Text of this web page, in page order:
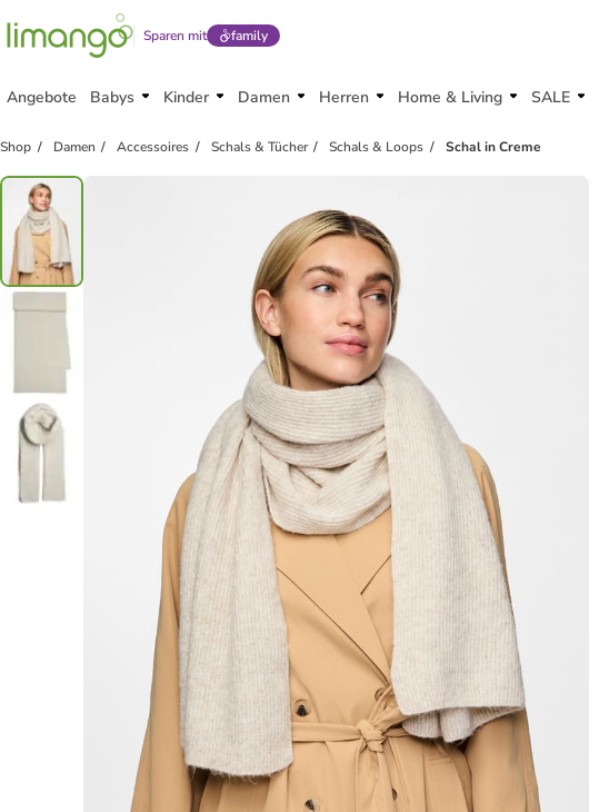
Sparen mit family
Angebote Babys Kinder Damen Herren Home & Living SALE
Shop Damen Accessoires Schals & Tücher Schals & Loops Schal in Creme